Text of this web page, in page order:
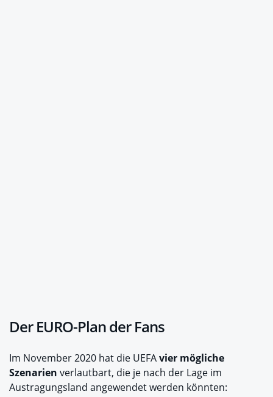
Der EURO-Plan der Fans
Im November 2020 hat die UEFAvier mögliche
Szenarien verlautbart, die je nach der Lage im
Austragungsland angewendet werden könnten: